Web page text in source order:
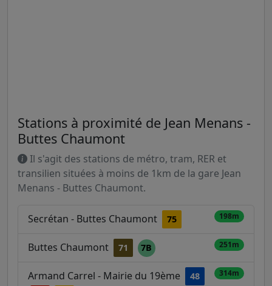
Stations à proximité de Jean Menans -
Buttes Chaumont
Il s'agit des stations de métro, tram, RER et
transilien situées à moins de 1km de la gare Jean
Menans - Buttes Chaumont.
Secrétan - Buttes Chaumont 75 198m
Buttes Chaumont 71 7B 251m
Armand Carrel - Mairie du 19ème
48
314m